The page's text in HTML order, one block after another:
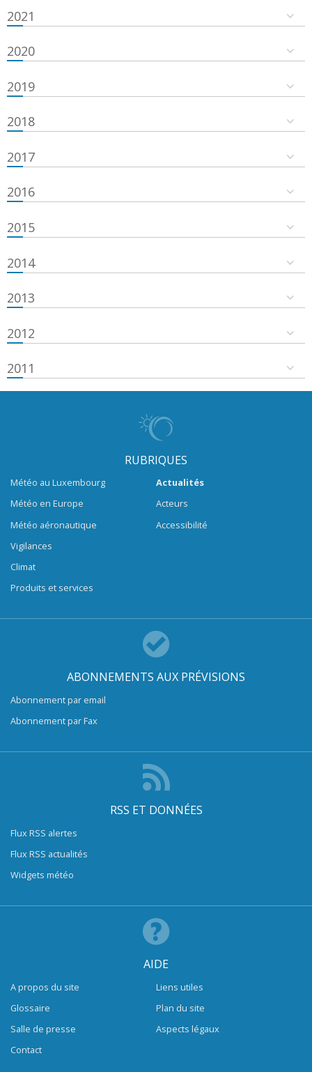
2021
2020
2019
2018
2017
2016
2015
2014
2013
2012
2011
RUBRIQUES
Météo au Luxembourg
Météo en Europe
Météo aéronautique
Vigilances
Climat
Produits et services
Actualités
Acteurs
Accessibilité
ABONNEMENTS AUX PRÉVISIONS
Abonnement par email
Abonnement par Fax
RSS ET DONNÉES
Flux RSS alertes
Flux RSS actualités
Widgets météo
AIDE
A propos du site
Glossaire
Salle de presse
Contact
Liens utiles
Plan du site
Aspects légaux